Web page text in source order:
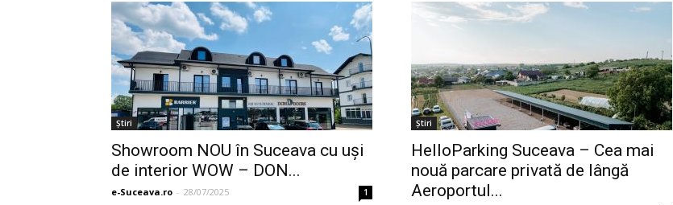
Ştiri
Showroom NOU în Suceava cu uşi
de interior WOW – DON...
e-Suceava.ro - 28/07/2025 1
Ştiri
HelloParking Suceava – Cea mai
nouă parcare privată de lângă
Aeroportul...